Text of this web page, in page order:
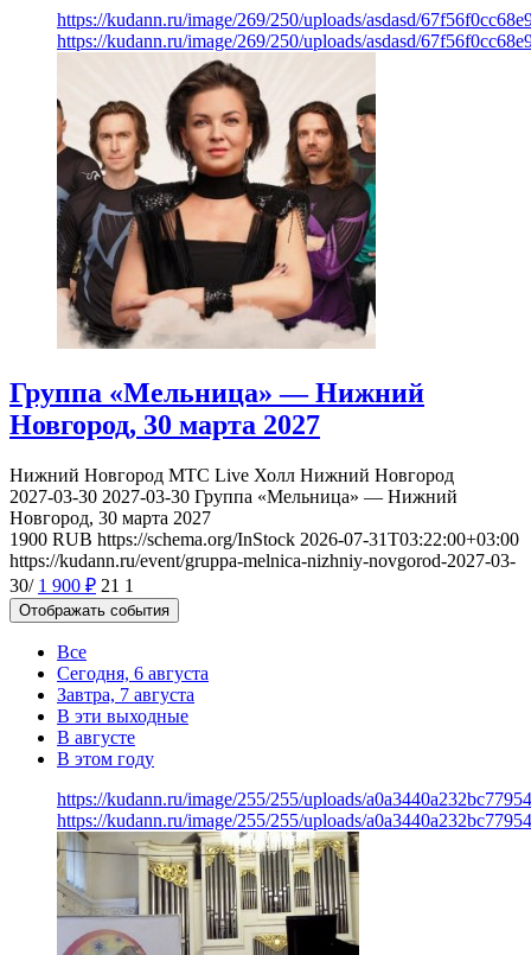
https://kudann.ru/image/269/250/uploads/asdasd/
https://kudann.ru/image/269/250/uploads/asdasd/
Группа «Мельница» — Нижний
Новгород, 30 марта 2027
Нижний Новгород МТС Live Холл Нижний Новгород
2027-03-30 2027-03-30 Группа «Мельница» — Нижний
Новгород, 30 марта 2027
1900 RUB https://schema.org/InStock 2026-07-31T03:22:00+03:00
https://kudann.ru/event/gruppa-melnica-nizhniy-novgorod-2027-03-
30/ 1 900 ₽ 21 1
Отображать события
Все
Сегодня, 6 августа
Завтра, 7 августа
В эти выходные
В августе
В этом году
https://kudann.ru/image/255/255/uploads/
https://kudann.ru/image/255/255/uploads/